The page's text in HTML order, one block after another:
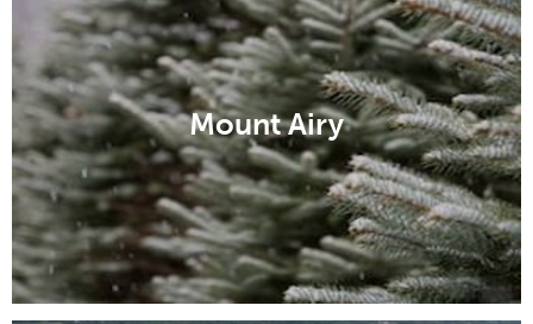
Mount Airy